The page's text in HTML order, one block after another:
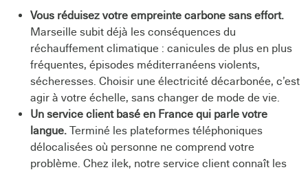
Vous réduisez votre empreinte carbone sans effort.
Marseille subit déjà les conséquences du
réchauffement climatique : canicules de plus en plus
fréquentes, épisodes méditerranéens violents,
sécheresses. Choisir une électricité décarbonée, c’est
agir à votre échelle, sans changer de mode de vie.
Un service client basé en France qui parle votre
langue. Terminé les plateformes téléphoniques
délocalisées où personne ne comprend votre
problème. Chez ilek, notre service client connaît les